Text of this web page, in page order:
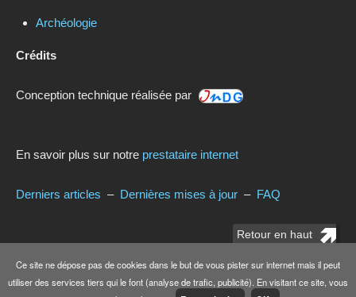
Archéologie
Crédits
Conception technique réalisée par
En savoir plus sur notre prestataire internet
Derniers articles – Dernières mises à jour – FAQ
Retour en haut
© Copyrightwww.dramatic.fr2020. Tous droits réservés.
Ce site ne dépose pas de cookies dans le but de vous pister sur internet mais il peut
utiliser des services tiers qui le font (analyse de trafic, publicité). En visitant ce site, vous